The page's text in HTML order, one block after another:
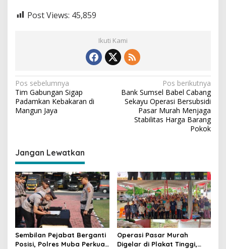
Post Views: 45,859
Ikuti Kami
N
a
v
a
s
i
p
o
s
Pos sebelumnya
Tim Gabungan Sigap
Padamkan Kebakaran di
Mangun Jaya
Pos berikutnya
Bank Sumsel Babel Cabang
Sekayu Operasi Bersubsidi
Pasar Murah Menjaga
Stabilitas Harga Barang
Pokok
Jangan Lewatkan
Sembilan Pejabat Berganti
Posisi, Polres Muba Perkuat
Operasi Pasar Murah
Digelar di Plakat Tinggi,